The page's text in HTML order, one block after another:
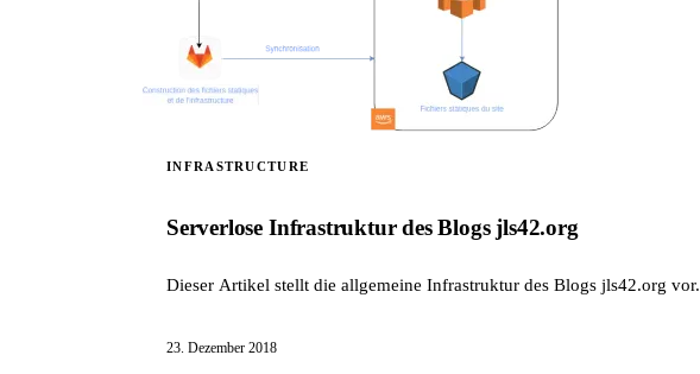
INFRASTRUCTURE
Serverlose Infrastruktur des Blogs jls42.org
Dieser Artikel stellt die allgemeine Infrastruktur des Blogs jls42.org vor.
23. Dezember 2018